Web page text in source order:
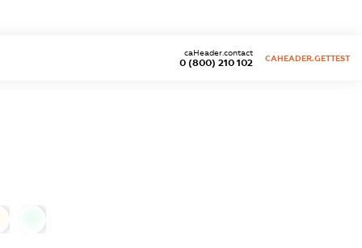
0 (800) 210 102
caHeader.contact
CAHEADER.GETTEST